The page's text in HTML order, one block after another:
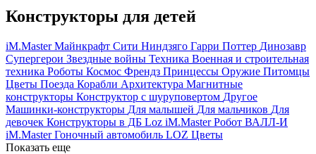
Конструкторы для детей
iM.MasterМайнкрафт Сити Ниндзяго Гарри Поттер Динозавр
Супергерои Звездные войны Техника Военная и строительная
техника Роботы Космос Френдз Принцессы Оружие Питомцы
Цветы Поезда Корабли Архитектура Магнитные
конструкторы Конструктор с шуруповертом Другое
Машинки-конструкторы Для малышей Для мальчиков Для
девочек Конструкторы в ДБ Loz iM.Master Робот ВАЛЛ-И
iM.Master Гоночный автомобиль LOZ Цветы
Показать еще